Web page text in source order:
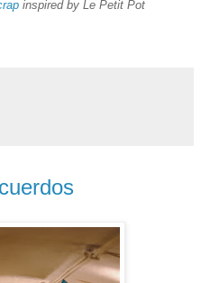
inspired by Le Petit Pot